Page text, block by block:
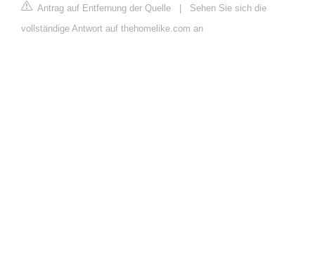
Antrag auf Entfernung der Quelle | Sehen Sie sich die
vollständige Antwort auf thehomelike.com an